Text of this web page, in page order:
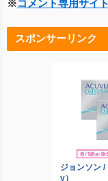
※コメント専用サイト
スポンサーリンク